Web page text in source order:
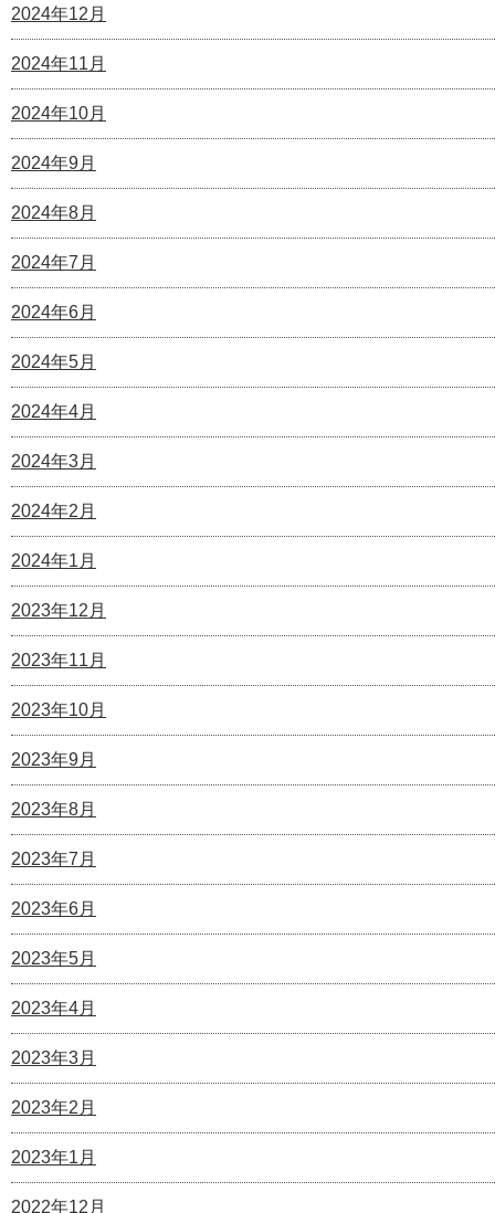
2024年12月
2024年11月
2024年10月
2024年9月
2024年8月
2024年7月
2024年6月
2024年5月
2024年4月
2024年3月
2024年2月
2024年1月
2023年12月
2023年11月
2023年10月
2023年9月
2023年8月
2023年7月
2023年6月
2023年5月
2023年4月
2023年3月
2023年2月
2023年1月
2022年12月